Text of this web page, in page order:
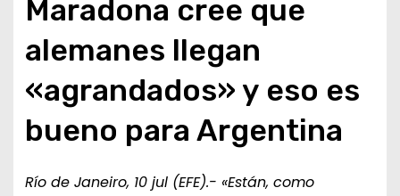
Maradona cree que
alemanes llegan
«agrandados» y eso es
bueno para Argentina
Río de Janeiro, 10 jul (EFE).- «Están, como